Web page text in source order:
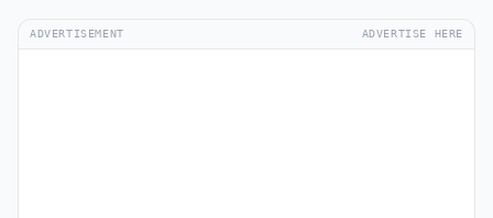
ADVERTISEMENT ADVERTISE HERE